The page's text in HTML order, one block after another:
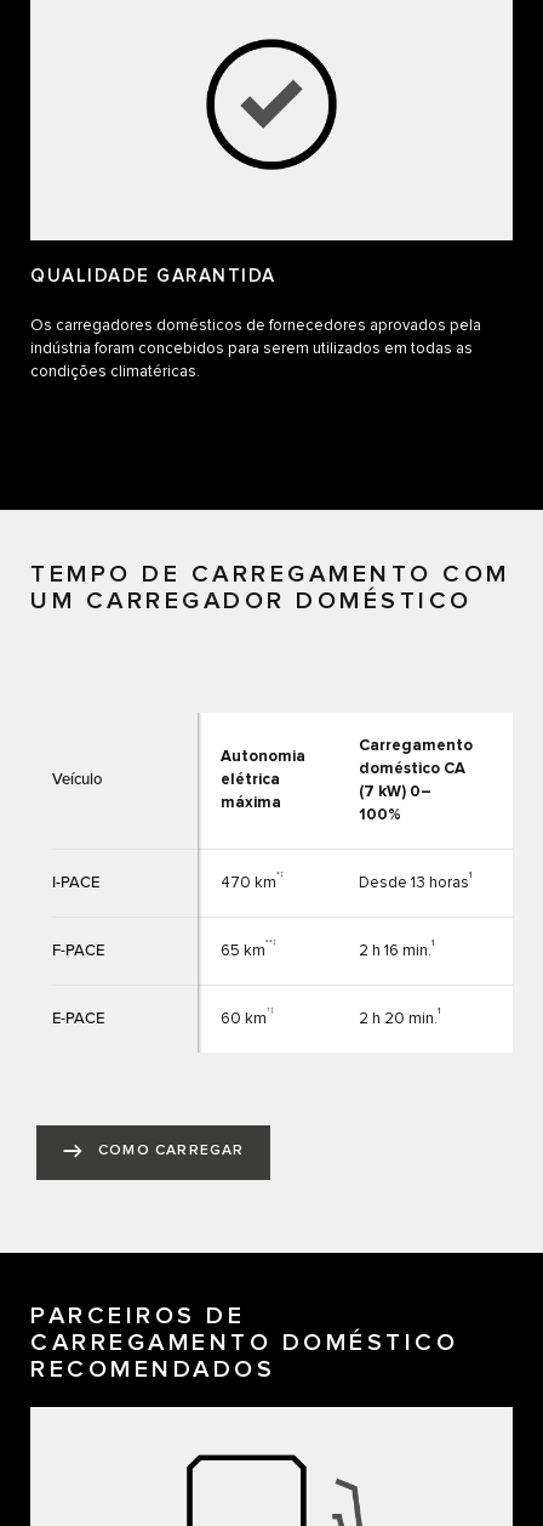
QUALIDADE GARANTIDA
Os carregadores domésticos de fornecedores aprovados pela
indústria foram concebidos para serem utilizados em todas as
condições climatéricas.
TEMPO DE CARREGAMENTO COM
UM CARREGADOR DOMÉSTICO
Autonomia
elétrica
máxima
Carregamento
doméstico CA
(7 kW) 0–
100%
470 km*‡ Desde 13 horas1
65 km**‡ 2 h 16 min.1
60 km†‡ 2 h 20 min.1
Veículo
I-PACE
F-PACE
E-PACE
COMO CARREGAR
PARCEIROS DE
CARREGAMENTO DOMÉSTICO
RECOMENDADOS